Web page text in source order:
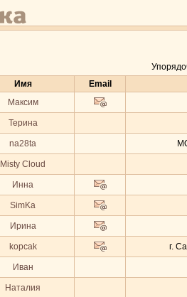
Имя
Email
Максим
Терина
na28ta
Misty Cloud
Инна
SimKa
Ирина
kopcak г.
Иван
Наталия